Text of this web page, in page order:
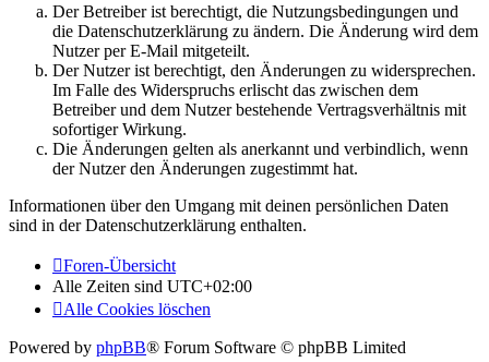
Der Betreiber ist berechtigt, die Nutzungsbedingungen und
die Datenschutzerklärung zu ändern. Die Änderung wird dem
Nutzer per E-Mail mitgeteilt.
Der Nutzer ist berechtigt, den Änderungen zu widersprechen.
Im Falle des Widerspruchs erlischt das zwischen dem
Betreiber und dem Nutzer bestehende Vertragsverhältnis mit
sofortiger Wirkung.
Die Änderungen gelten als anerkannt und verbindlich, wenn
der Nutzer den Änderungen zugestimmt hat.
Informationen über den Umgang mit deinen persönlichen Daten
sind in der Datenschutzerklärung enthalten.
Foren-Übersicht
Alle Zeiten sind UTC+02:00
Alle Cookies löschen
Powered by phpBB® Forum Software © phpBB Limited